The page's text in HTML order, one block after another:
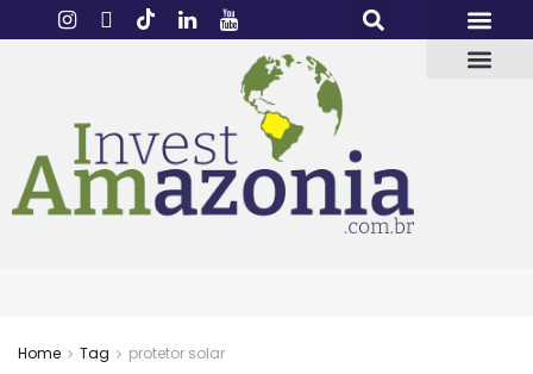
Home Tag protetor solar